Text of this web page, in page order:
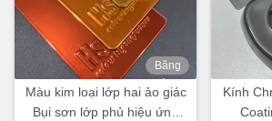
Băng
Màu kim loại lớp hai ảo giác
Bụi sơn lớp phủ hiệu ứng
Kính